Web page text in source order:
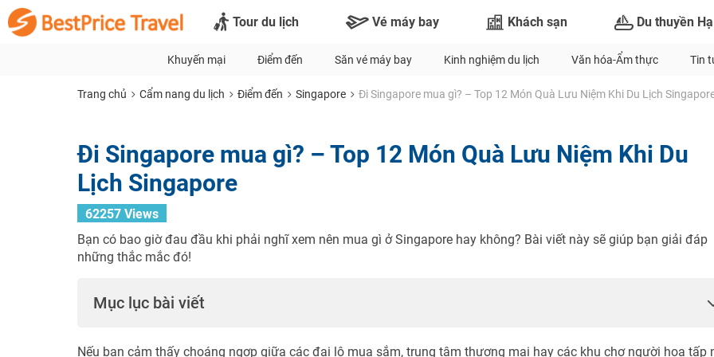
Tour du lịch Vé máy bay Khách sạn Du thuyền
Khuyến mại Điểm đến Săn vé máy bay Kinh nghiệm du lịch Văn hóa-Ẩm thực Tin
Trang chủ Cẩm nang du lịch Điểm đến Singapore Đi Singapore mua gì? – Top 12 Món Quà Lưu Niệm Khi Du Lịch
Đi Singapore mua gì? – Top 12 Món Quà Lưu Niệm Khi Du
Lịch Singapore
62257 Views
Bạn có bao giờ đau đầu khi phải nghĩ xem nên mua gì ở Singapore hay không? Bài viết này sẽ giúp bạn giải đáp
những thắc mắc đó!
Mục lục bài viết
Nếu bạn cảm thấy choáng ngợp giữa các đại lộ mua sắm, trung tâm thương mại hay các khu chợ người hoa tấp